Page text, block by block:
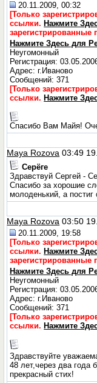
20.11.2009, 00:32
[Только
ссылки. Нажмите
зарегистрированные
Нажмите Здесь для
Неугомонный
Регистрация:
Адрес: г.Иваново
Сообщений: 371
[Только
ссылки. Нажмите
Спасибо Вам Майя!
Maya Rozova 03:49
Серёге
Здравствуй Сергей -
Спасибо за хорошие
молоденький, а
Maya Rozova 03:50
20.11.2009, 19:58
[Только
ссылки. Нажмите
зарегистрированные
Нажмите Здесь для
Неугомонный
Регистрация:
Адрес: г.Иваново
Сообщений: 371
[Только
ссылки. Нажмите
Здравствуйте
48 лет,через два года
прекрасный стих!